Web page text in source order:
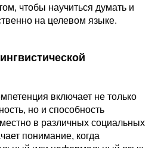
чтобы научиться думать и
на целевом языке.
включает не только
но и способность
в различных социальных
понимание, когда